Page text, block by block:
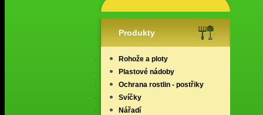
Produkty
Rohože a ploty
Plastové nádoby
Ochrana rostlin - postřiky
Svíčky
Nářadí